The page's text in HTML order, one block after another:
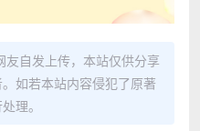
自发上传，本站仅供分享
如若本站内容侵犯了原著
理。